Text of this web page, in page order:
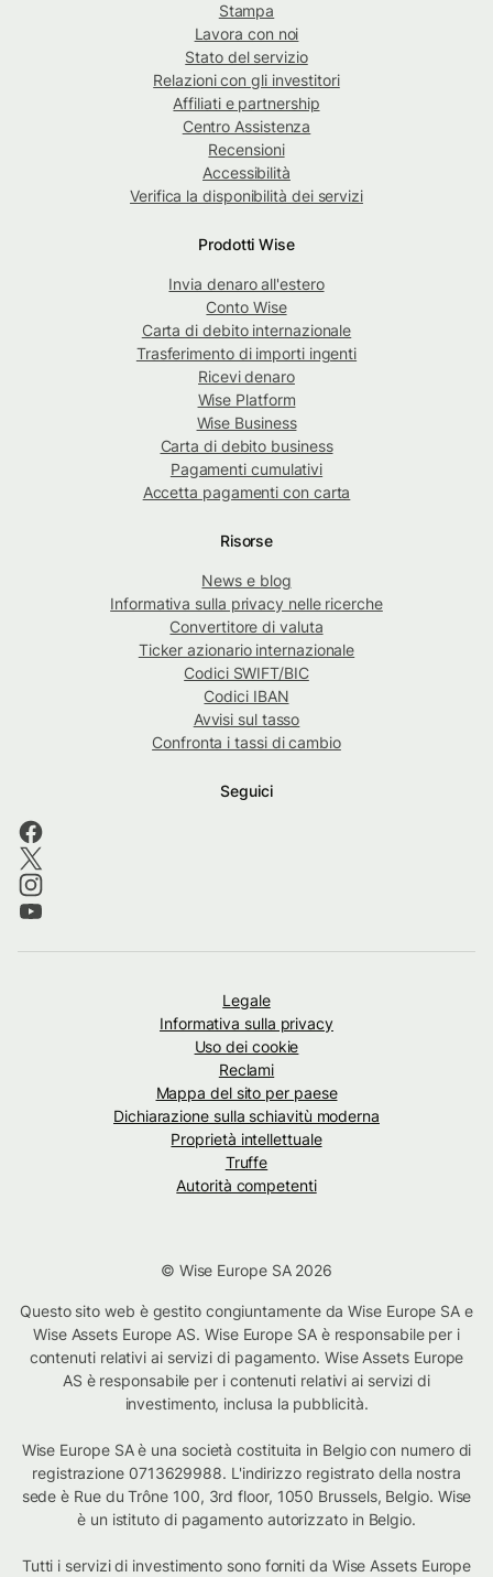
Stampa
Lavora con noi
Stato del servizio
Relazioni con gli investitori
Affiliati e partnership
Centro Assistenza
Recensioni
Accessibilità
Verifica la disponibilità dei servizi
Prodotti Wise
Invia denaro all'estero
Conto Wise
Carta di debito internazionale
Trasferimento di importi ingenti
Ricevi denaro
Wise Platform
Wise Business
Carta di debito business
Pagamenti cumulativi
Accetta pagamenti con carta
Risorse
News e blog
Informativa sulla privacy nelle ricerche
Convertitore di valuta
Ticker azionario internazionale
Codici SWIFT/BIC
Codici IBAN
Avvisi sul tasso
Confronta i tassi di cambio
Seguici
Legale
Informativa sulla privacy
Uso dei cookie
Reclami
Mappa del sito per paese
Dichiarazione sulla schiavitù moderna
Proprietà intellettuale
Truffe
Autorità competenti
© Wise Europe SA 2026
Questo sito web è gestito congiuntamente da Wise Europe SA e
Wise Assets Europe AS. Wise Europe SA è responsabile per i
contenuti relativi ai servizi di pagamento. Wise Assets Europe
AS è responsabile per i contenuti relativi ai servizi di
investimento, inclusa la pubblicità.
Wise Europe SA è una società costituita in Belgio con numero di
registrazione 0713629988. L'indirizzo registrato della nostra
sede è Rue du Trône 100, 3rd floor, 1050 Brussels, Belgio. Wise
è un istituto di pagamento autorizzato in Belgio.
Tutti i servizi di investimento sono forniti da Wise Assets Europe